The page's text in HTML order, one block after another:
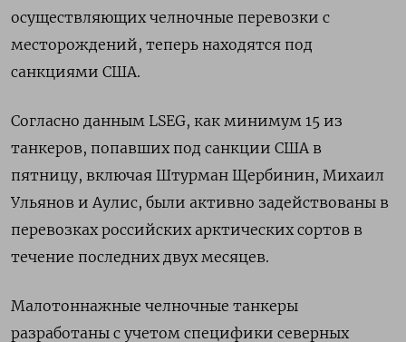
осуществляющих челночные перевозки с
месторождений, теперь находятся под
санкциями США.
Согласно данным LSEG, как минимум 15 из
танкеров, попавших под санкции США в
пятницу, включая Штурман Щербинин, Михаил
Ульянов и Аулис, были активно задействованы в
перевозках российских арктических сортов в
течение последних двух месяцев.
Малотоннажные челночные танкеры
разработаны с учетом специфики северных